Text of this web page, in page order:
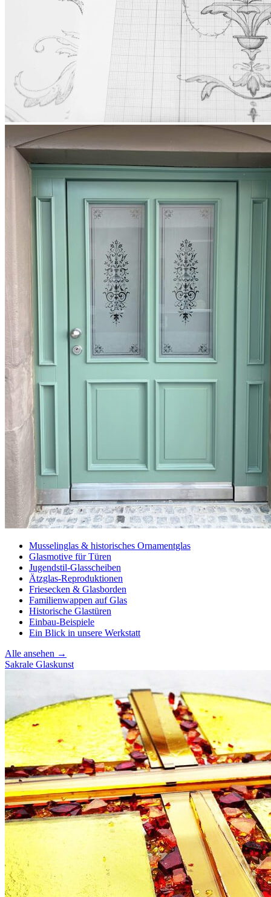
Musselinglas & historisches Ornamentglas
Glasmotive für Türen
Jugendstil-Glasscheiben
Ätzglas-Reproduktionen
Friesecken & Glasborden
Familienwappen auf Glas
Historische Glastüren
Einbau-Beispiele
Ein Blick in unsere Werkstatt
Alle ansehen →
Sakrale Glaskunst